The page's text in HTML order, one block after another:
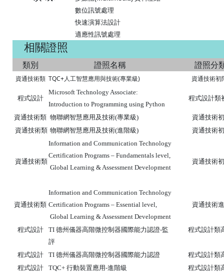
數位訊號處理
快速演算法設計
適應性訊號處理
相關證照
類別 證照名稱 證照分
資通技術類 TQC+人工智慧應用與技術(專業級) 資通技術初
程式設計
Microsoft Technology Associate:
Introduction to Programming using Python
程式設計類
資通技術類 物聯網智慧應用及技術(專業級) 資通技術
資通技術類 物聯網智慧應用及技術(進階級) 資通技術
資通技術類
Information and Communication Technology
Certification Programs – Fundamentals level,
Global Learning & Assessment Development
資通技術
資通技術類
Information and Communication Technology
Certification Programs – Essential level,
Global Learning & Assessment Development
資通技術
程式設計
TI 德州儀器高階微控制器國際能力認證-監
評
程式設計類
程式設計 TI 德州儀器高階微控制器國際能力認證
程式設計類
程式設計
TQC+ 行動裝置應用-進階級
程式設計類